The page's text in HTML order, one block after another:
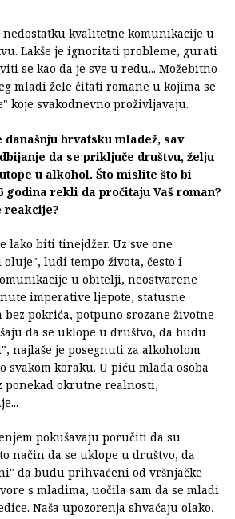
nedostatku kvalitetne komunikacije u
Lakše je ignoritati probleme, gurati
se kao da je sve u redu... Možebitno
mladi žele čitati romane u kojima se
koje svakodnevno proživljavaju.
današnju hrvatsku mladež, sav
da se priključe društvu, želju
u alkohol. Što mislite što bi
godina rekli da pročitaju Vaš roman?
reakcije?
lako biti tinejdžer. Uz sve one
ludi tempo života, često i
u obitelji, neostvarene
imperative ljepote, statusne
pokrića, potpuno srozane životne
da se uklope u društvo, da budu
najlaše je posegnuti za alkoholom
svakom koraku. U piću mlada osoba
okrutne realnosti,
pokušavaju poručiti da su
način da se uklope u društvo, da
da budu prihvaćeni od vršnjačke
s mladima, uočila sam da se mladi
Naša upozorenja shvaćaju olako,